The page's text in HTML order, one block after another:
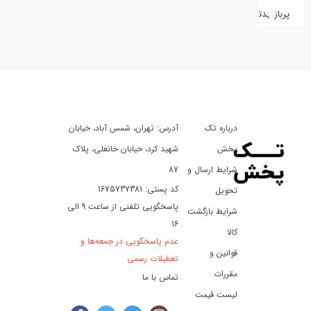
کفش
سفر
تفریح
پربازدیدترین
درباره تک
پخش
شرایط ارسال و
تحویل
شرایط بازگشت
کالا
قوانین و
مقررات
لیست قیمت
آدرس: تهران، شمس آباد، خیابان
شهید کرد، خیابان خانعلی، پلاک
87
کد پستی: 1675737381
پاسخگویی تلفنی از ساعت 9 الی
16
عدم پاسخگویی در جمعه‌ها و
تعطیلات رسمی
تماس با ما